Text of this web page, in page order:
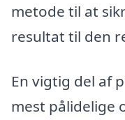
metode til at
resultat til den
En vigtig del af
mest pålidelige